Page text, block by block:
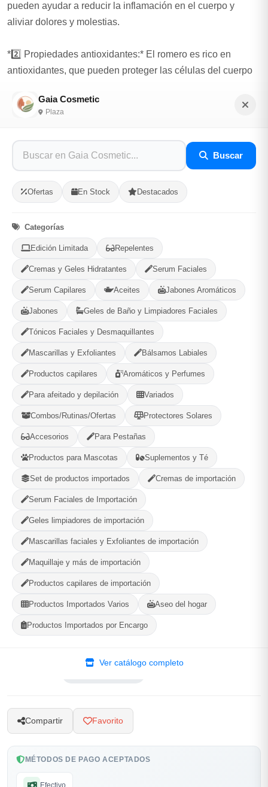
Gaia Cosmetic
Plaza
Buscar
Ofertas En Stock Destacados
Categorías
Edición Limitada Repelentes
Cremas y Geles Hidratantes Serum Faciales
Serum Capilares Aceites Jabones Aromáticos
Jabones Geles de Baño y Limpiadores Faciales
Tónicos Faciales y Desmaquillantes
Mascarillas y Exfoliantes Bálsamos Labiales
Productos capilares Aromáticos y Perfumes
Para afeitado y depilación Variados
Combos/Rutinas/Ofertas Protectores Solares
Accesorios Para Pestañas
Productos para Mascotas Suplementos y Té
Set de productos importados Cremas de importación
Serum Faciales de Importación
Geles limpiadores de importación
Mascarillas faciales y Exfoliantes de importación
Maquillaje y más de importación
Productos capilares de importación
Productos Importados Varios Aseo del hogar
Productos Importados por Encargo
Ver catálogo completo
pueden ayudar a reducir la inflamación en el cuerpo y
aliviar dolores y molestias.
*2️⃣ Propiedades antioxidantes:* El romero es rico en
antioxidantes, que pueden proteger las células del cuerpo
enfermedades crónicas.
mejorar la digestión al estimular la producción de enzimas
digestivas y reducir la inflamación en el tracto digestivo.
inmunomoduladoras, que pueden ayudar a fortalecer el
sistema inmunológico y prevenir enfermedades.
*5️⃣ Alivio del dolor menstrual:* El jengibre puede ayudar a
aliviar los calambres menstruales y reducir el dolor
asociado con la menstruación.
*6️⃣ Disminuye el estrés:* El anamú y el romero pueden
ayudar a reducir el estrés y la ansiedad, lo que puede tener
efectos positivos en la salud mental y emocional.
Cajita con 25 bolsitas
Opciones de Envio
1 Ubicacion 2 Ruta 3 Entrega
Selecciona tu ubicacion
PROVINCIA
MUNICIPIO
- +
Compartir Favorito
MÉTODOS DE PAGO ACEPTADOS
Efectivo